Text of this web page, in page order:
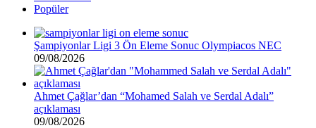
Popüler
Şampiyonlar Ligi 3 Ön Eleme Sonuc Olympiacos NEC
09/08/2026
Ahmet Çağlar’dan “Mohamed Salah ve Serdal Adalı”
açıklaması
09/08/2026